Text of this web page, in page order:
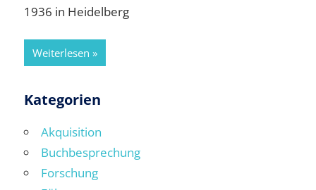
1936 in Heidelberg
Weiterlesen
Kategorien
Akquisition
Buchbesprechung
Forschung